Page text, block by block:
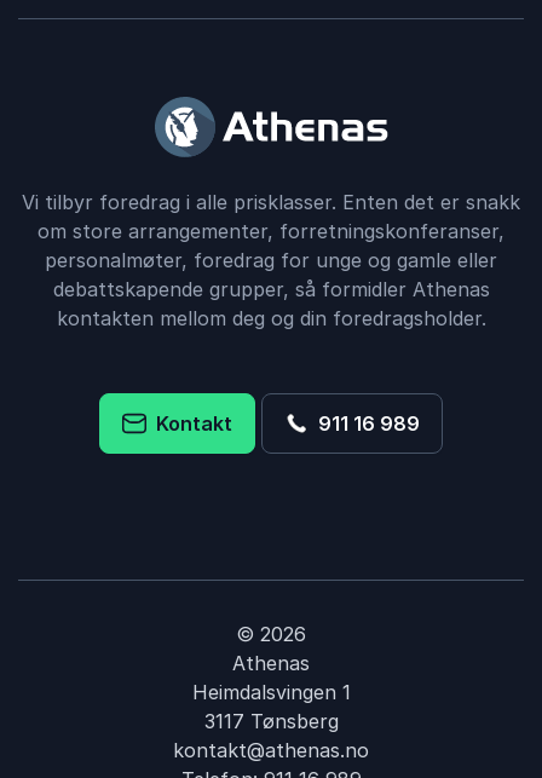
Vi tilbyr foredrag i alle prisklasser. Enten det er snakk
om store arrangementer, forretningskonferanser,
personalmøter, foredrag for unge og gamle eller
debattskapende grupper, så formidler Athenas
kontakten mellom deg og din foredragsholder.
Kontakt 911 16 989
© 2026
Athenas
Heimdalsvingen 1
3117 Tønsberg
kontakt@athenas.no